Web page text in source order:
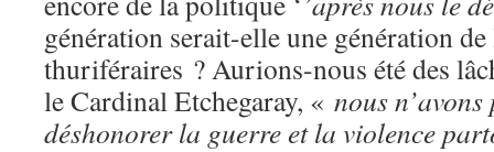
génération serait-elle une génération
thuriféraires ? Aurions-nous été des
le Cardinal Etchegaray, « nous
déshonorer la guerre et la violence